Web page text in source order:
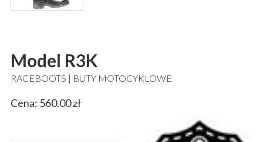
Model R3K
RACEBOOTS | BUTY MOTOCYKLOWE
Cena: 560.00 zł